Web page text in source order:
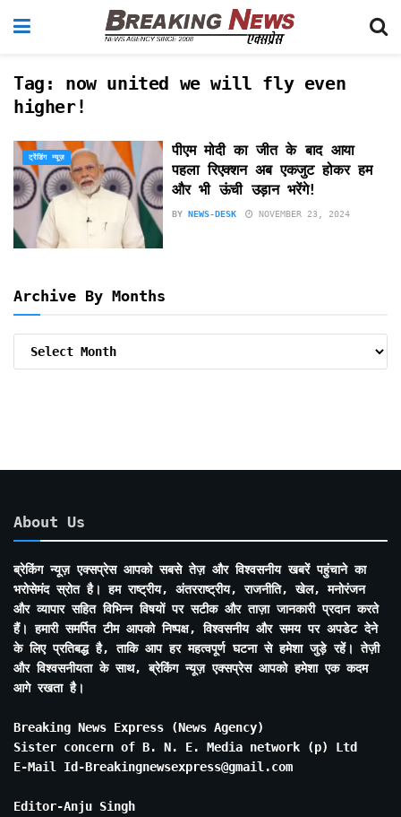
Tag: now united we will fly even
higher!
ट्रेंडिंग न्यूज़
पीएम मोदी का जीत के बाद आया
पहला रिएक्शन अब एकजुट होकर हम
और भी ऊंची उड़ान भरेंगे!
BY NEWS-DESK NOVEMBER 23, 2024
Archive By Months
About Us
ब्रेकिंग न्यूज़ एक्सप्रेस आपको सबसे तेज़ और विश्वसनीय खबरें पहुंचाने का
भरोसेमंद स्रोत है। हम राष्ट्रीय, अंतरराष्ट्रीय, राजनीति, खेल, मनोरंजन
और व्यापार सहित विभिन्न विषयों पर सटीक और ताज़ा जानकारी प्रदान करते
हैं। हमारी समर्पित टीम आपको निष्पक्ष, विश्वसनीय और समय पर अपडेट देने
के लिए प्रतिबद्ध है, ताकि आप हर महत्वपूर्ण घटना से हमेशा जुड़े रहें। तेज़ी
और विश्वसनीयता के साथ, ब्रेकिंग न्यूज़ एक्सप्रेस आपको हमेशा एक कदम
आगे रखता है।
Breaking News Express (News Agency)
Sister concern of B. N. E. Media network (p) Ltd
E-Mail Id-Breakingnewsexpress@gmail.com
Editor-Anju Singh